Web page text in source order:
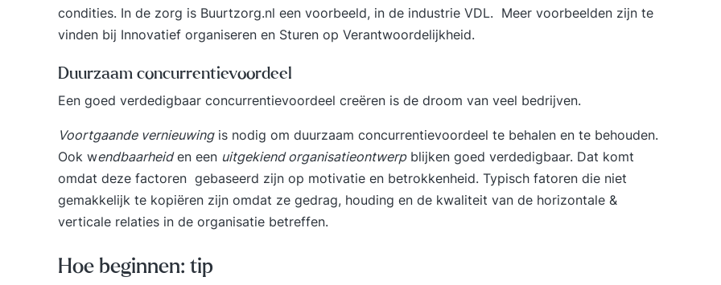
condities. In de zorg is Buurtzorg.nl een voorbeeld, in de industrie VDL. Meer voorbeelden zijn te
vinden bij Innovatief organiseren en Sturen op Verantwoordelijkheid.
Duurzaam concurrentievoordeel
Een goed verdedigbaar concurrentievoordeel creëren is de droom van veel bedrijven.
Voortgaande vernieuwingis nodig om duurzaam concurrentievoordeel te behalen en te behouden.
Ook wendbaarheiden een uitgekiend organisatieontwerpblijken goed verdedigbaar. Dat komt
omdat deze factoren gebaseerd zijn op motivatie en betrokkenheid. Typisch fatoren die niet
gemakkelijk te kopiëren zijn omdat ze gedrag, houding en de kwaliteit van de horizontale &
verticale relaties in de organisatie betreffen.
Hoe beginnen: tip